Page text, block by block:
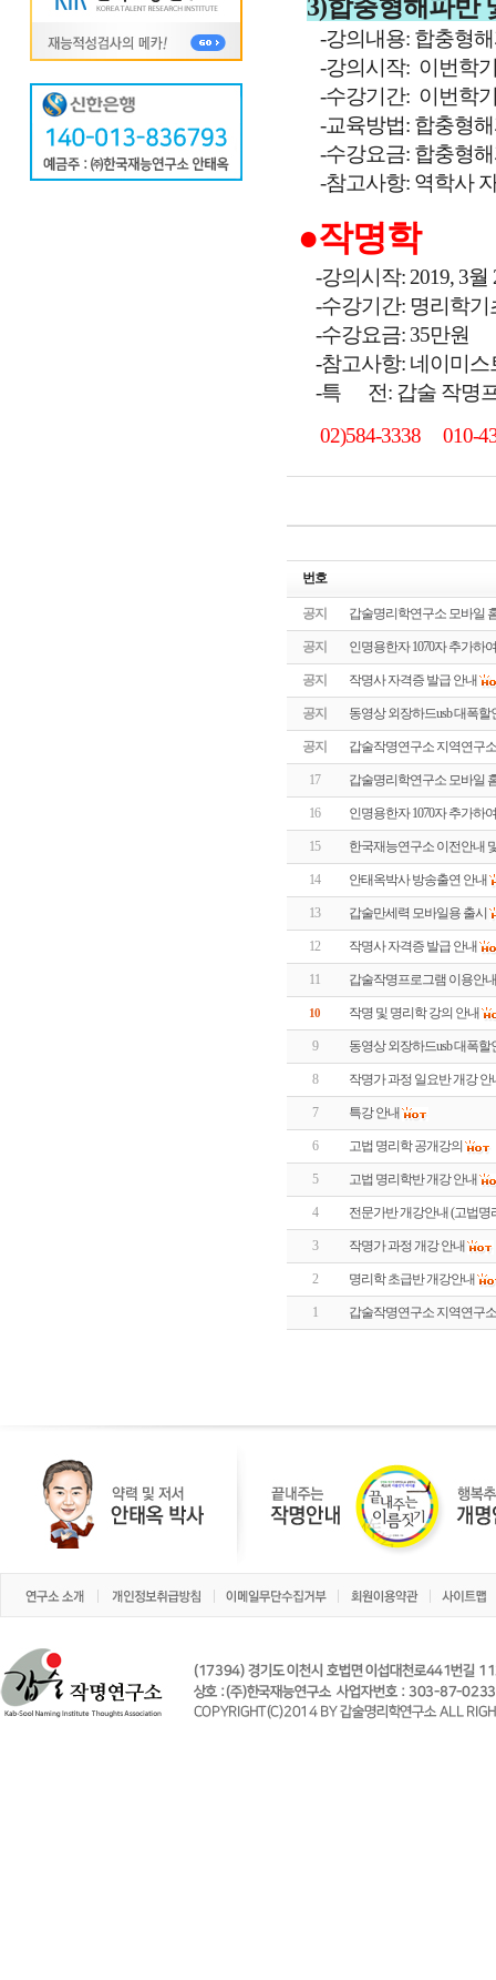
3)합충형해파반
-강의내용: 합충형
-강의시작: 이번학
-수강기간: 이번학
-교육방법: 합충형해
-수강요금: 합충형해
-참고사항: 역학사
●작명학
-강의시작: 2019, 3
-수강기간: 명리학기
-수강요금: 35만원
-참고사항: 네이미스
-특 전: 갑술 작명프
02)584-3338 010-
번호
공지 갑술명리학연구소 모바일
공지 인명용한자 1070자 추가하
공지 작명사 자격증 발급 안내
공지 동영상 외장하드usb 대폭할
공지 갑술작명연구소 지역연구
17 갑술명리학연구소 모바일
16 인명용한자 1070자 추가하
15 한국재능연구소 이전안내
14 안태옥박사 방송출연 안내
13 갑술만세력 모바일용 출시
12 작명사 자격증 발급 안내
11 갑술작명프로그램 이용안내
10 작명 및 명리학 강의 안내
9 동영상 외장하드usb 대폭할
8 작명가 과정 일요반 개강 안
7 특강 안내
6 고법 명리학 공개강의
5 고법 명리학반 개강 안내
4 전문가반 개강안내 (고법명
3 작명가 과정 개강 안내
2 명리학 초급반 개강안내
1 갑술작명연구소 지역연구